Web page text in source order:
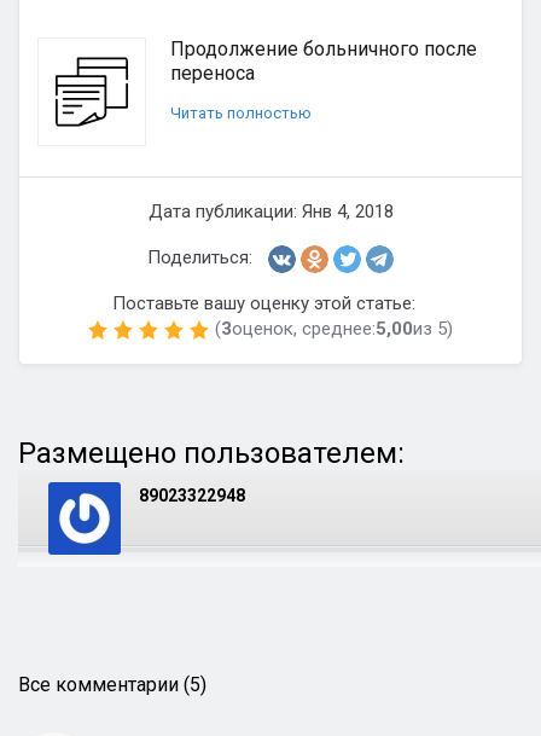
Продолжение больничного после
переноса
Читать полностью
Дата публикации: Янв 4, 2018
Поделиться:
Поставьте вашу оценку этой статье:
(3оценок, среднее:5,00из 5)
Размещено пользователем:
89023322948
Все комментарии (5)